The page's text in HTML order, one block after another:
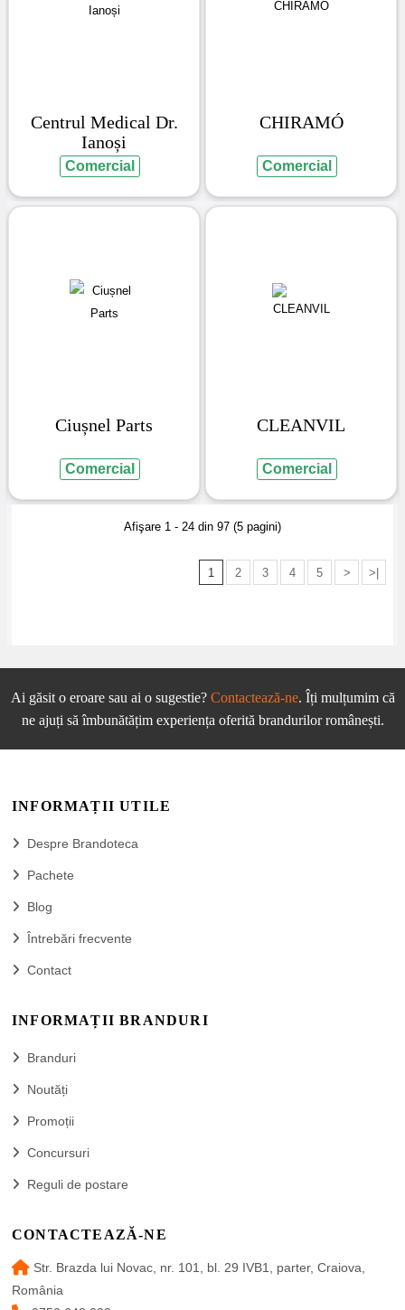
Centrul Medical Dr.
Ianoși
Comercial
CHIRAMÓ
Comercial
Ciușnel Parts
Comercial
CLEANVIL
Comercial
Afişare 1 - 24 din 97 (5 pagini)
1 2 3 4 5 > >|
Ai găsit o eroare sau ai o sugestie? Contactează-ne. Îți mulțumim că
ne ajuți să îmbunătățim experiența oferită brandurilor românești.
INFORMAȚII UTILE
Despre Brandoteca
Pachete
Blog
Întrebări frecvente
Contact
INFORMAȚII BRANDURI
Branduri
Noutăți
Promoții
Concursuri
Reguli de postare
CONTACTEAZĂ-NE
Str. Brazda lui Novac, nr. 101, bl. 29 IVB1, parter, Craiova,
România